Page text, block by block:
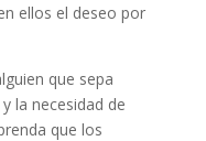
ellos el deseo por
que sepa
la necesidad de
que los